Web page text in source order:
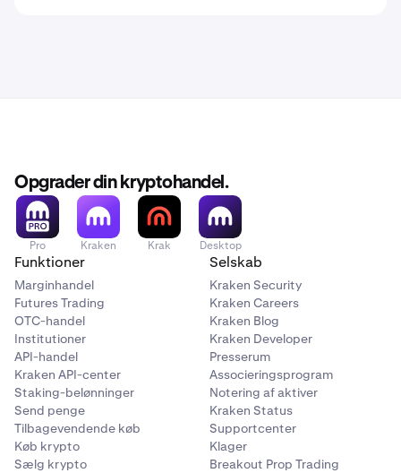
Opgrader din kryptohandel.
Pro Kraken Krak Desktop
Funktioner
Marginhandel
Futures Trading
OTC-handel
Institutioner
API-handel
Kraken API-center
Staking-belønninger
Send penge
Tilbagevendende køb
Køb krypto
Sælg krypto
Selskab
Kraken Security
Kraken Careers
Kraken Blog
Kraken Developer
Presserum
Associeringsprogram
Notering af aktiver
Kraken Status
Supportcenter
Klager
Breakout Prop Trading